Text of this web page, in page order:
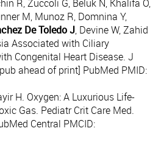
R, Zuccoli G, Beluk N, Khalifa O,
M, Munoz R, Domnina Y,
De Toledo J, Devine W, Zahid
Associated with Ciliary
Congenital Heart Disease. J
ahead of print] PubMed PMID:
H. Oxygen: A Luxurious Life-
Gas. Pediatr Crit Care Med.
Central PMCID: